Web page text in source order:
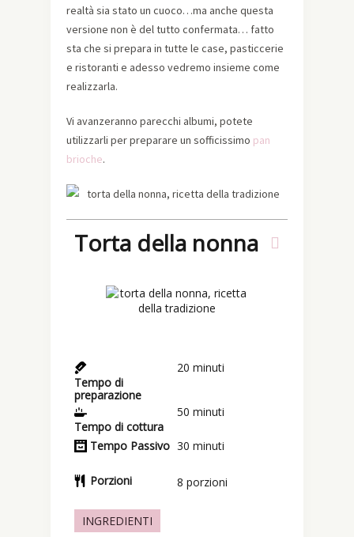
realtà sia stato un cuoco…ma anche questa
versione non è del tutto confermata… fatto
sta che si prepara in tutte le case, pasticcerie
e ristoranti e adesso vedremo insieme come
realizzarla.
Vi avanzeranno parecchi albumi, potete
utilizzarli per preparare un sofficissimo pan
brioche.
Torta della nonna
Tempo di
preparazione
20 minuti
Tempo di cottura
50 minuti
Tempo Passivo 30 minuti
Porzioni 8 porzioni
INGREDIENTI